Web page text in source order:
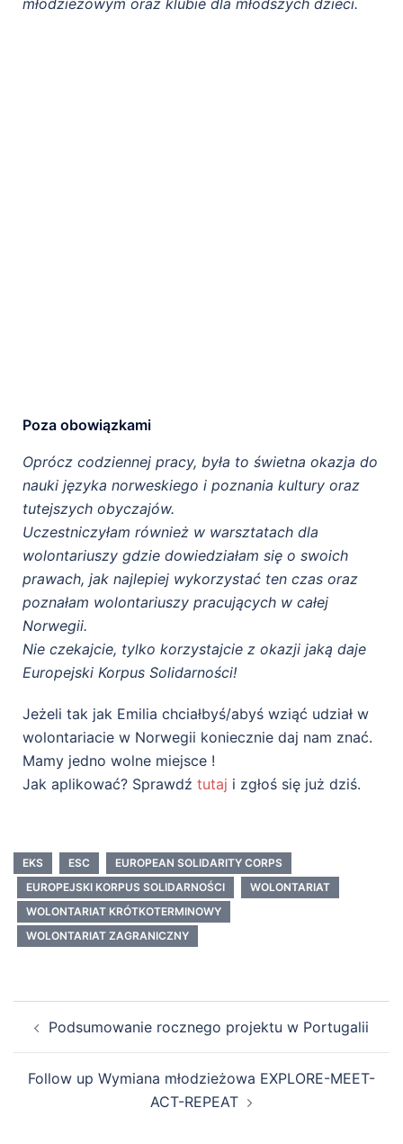
młodzieżowym oraz klubie dla młodszych dzieci.
Poza obowiązkami
Oprócz codziennej pracy, była to świetna okazja do
nauki języka norweskiego i poznania kultury oraz
tutejszych obyczajów.
Uczestniczyłam również w warsztatach dla
wolontariuszy gdzie dowiedziałam się o swoich
prawach, jak najlepiej wykorzystać ten czas oraz
poznałam wolontariuszy pracujących w całej
Norwegii.
Nie czekajcie, tylko korzystajcie z okazji jaką daje
Europejski Korpus Solidarności!
Jeżeli tak jak Emilia chciałbyś/abyś wziąć udział w
wolontariacie w Norwegii koniecznie daj nam znać.
Mamy jedno wolne miejsce !
Jak aplikować? Sprawdź tutaj i zgłoś się już dziś.
EKS ESC
EUROPEAN SOLIDARITY CORPS
EUROPEJSKI KORPUS SOLIDARNOŚCI
WOLONTARIAT
WOLONTARIAT KRÓTKOTERMINOWY
WOLONTARIAT ZAGRANICZNY
Podsumowanie rocznego projektu w Portugalii
Follow up Wymiana młodzieżowa EXPLORE-MEET-
ACT-REPEAT